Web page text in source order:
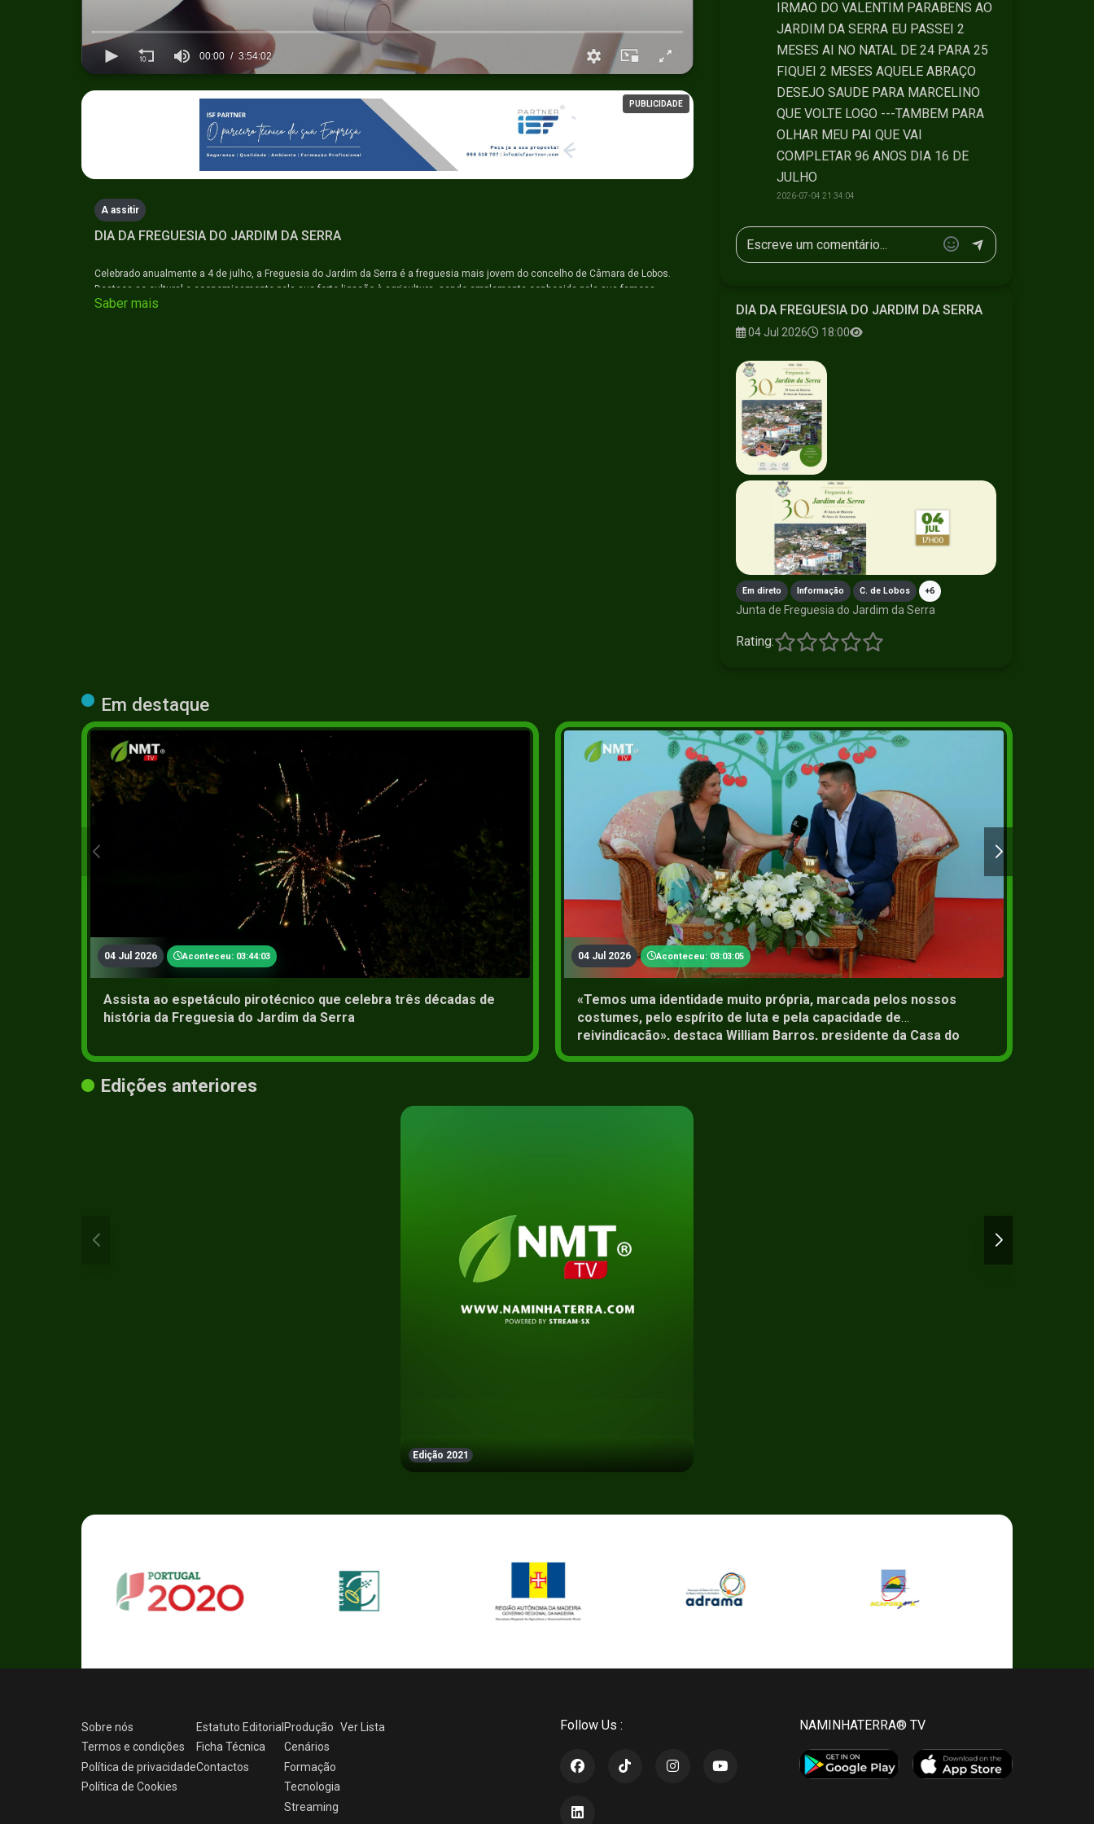
seconds
of
2
secondsVolume
90%
00:00 3:54:02
PUBLICIDADE
A assitir
DIA DA FREGUESIA DO JARDIM DA SERRA
Celebrado anualmente a 4 de julho, a Freguesia do Jardim da Serra é a freguesia mais jovem do concelho de Câmara de Lobos.
Destaca-se cultural e economicamente pela sua forte ligação à agricultura, sendo amplamente conhecida pela sua famosa
produção de cereja, celebrada anualmente na emblemática Festa da Cereja.
Saber mais
IRMAO DO VALENTIM PARABENS AO
JARDIM DA SERRA EU PASSEI 2
MESES AI NO NATAL DE 24 PARA 25
FIQUEI 2 MESES AQUELE ABRAÇO
DESEJO SAUDE PARA MARCELINO
QUE VOLTE LOGO ---TAMBEM PARA
OLHAR MEU PAI QUE VAI
COMPLETAR 96 ANOS DIA 16 DE
JULHO
2026-07-04 21:34:04
DIA DA FREGUESIA DO JARDIM DA SERRA
04 Jul 2026 18:00
Em direto Informação C. de Lobos +6
Junta de Freguesia do Jardim da Serra
Rating:
Em destaque
04 Jul 2026 Aconteceu: 03:44:03
Assista ao espetáculo pirotécnico que celebra três décadas de
história da Freguesia do Jardim da Serra
04 Jul 2026 Aconteceu: 03:03:05
«Temos uma identidade muito própria, marcada pelos nossos
costumes, pelo espírito de luta e pela capacidade de
reivindicação», destaca William Barros, presidente da Casa do
Povo do Jardim da Serra, nas comemorações da freguesia
Edições anteriores
Edição 2021
Sobre nós
Termos e condições
Política de privacidade
Política de Cookies
Estatuto Editorial
Ficha Técnica
Contactos
Produção
Cenários
Formação
Tecnologia
Streaming
Ver Lista Follow Us : NAMINHATERRA® TV